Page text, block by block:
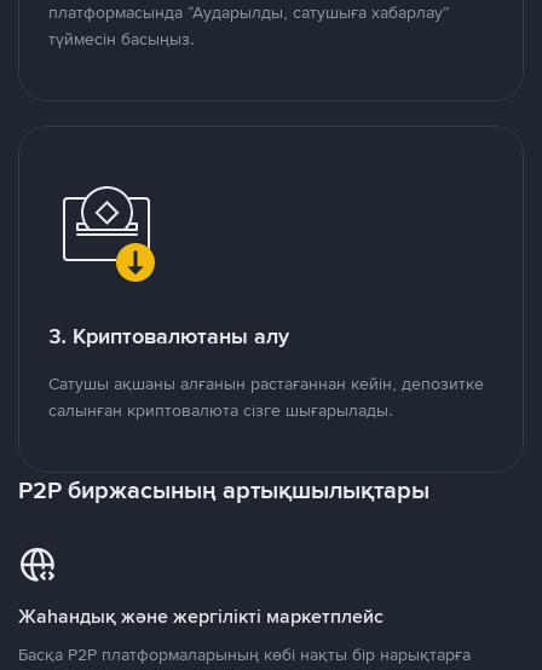
платформасында “Аударылды, сатушыға хабарлау”
түймесін басыңыз.
3. Криптовалютаны алу
Сатушы ақшаны алғанын растағаннан кейін, депозитке
салынған криптовалюта сізге шығарылады.
P2P биржасының артықшылықтары
Жаһандық және жергілікті маркетплейс
Басқа P2P платформаларының көбі нақты бір нарықтарға